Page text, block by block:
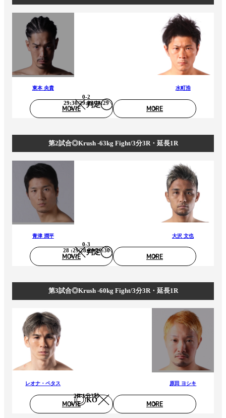
東本 央貴
判定
0-2
29:30/29:29/28:29
水町浩
MOVIE MORE
第2試合◎Krush -63kg Fight/3分3R・延長1R
青津 潤平
判定
0-3
28 :29/28:29/29:30
大沢 文也
MOVIE MORE
第3試合◎Krush -60kg Fight/3分3R・延長1R
レオナ・ペタス
KO
2R 1分3秒
原田 ヨシキ
MOVIE MORE